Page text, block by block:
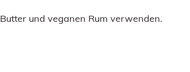
und veganen Rum verwenden.